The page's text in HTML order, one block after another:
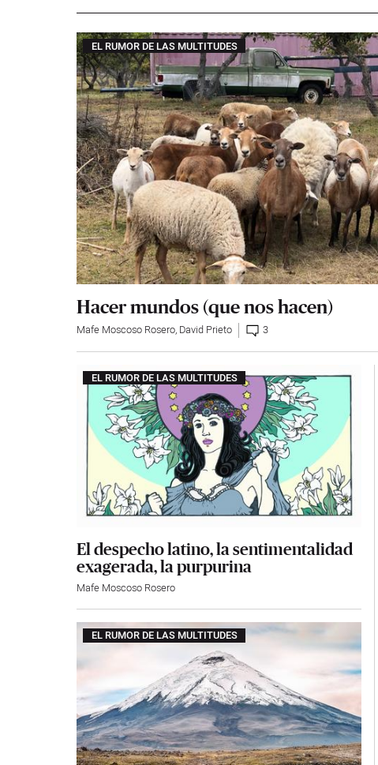
EL RUMOR DE LAS MULTITUDES
Hacer mundos (que nos hacen)
Mafe Moscoso Rosero, David Prieto 3
EL RUMOR DE LAS MULTITUDES
El despecho latino, la sentimentalidad
exagerada, la purpurina
Mafe Moscoso Rosero
EL RUMOR DE LAS MULTITUDES